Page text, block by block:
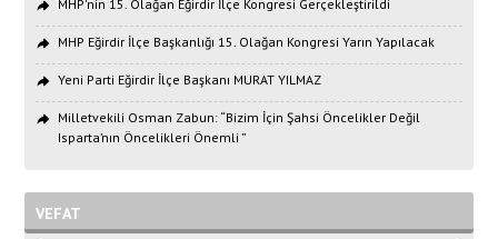
MHP'nin 15. Olağan Eğirdir İlçe Kongresi Gerçekleştirildi
MHP Eğirdir İlçe Başkanlığı 15. Olağan Kongresi Yarın Yapılacak
Yeni Parti Eğirdir İlçe Başkanı MURAT YILMAZ
Milletvekili Osman Zabun: “Bizim İçin Şahsi Öncelikler Değil
Isparta’nın Öncelikleri Önemli ”
VEFAT